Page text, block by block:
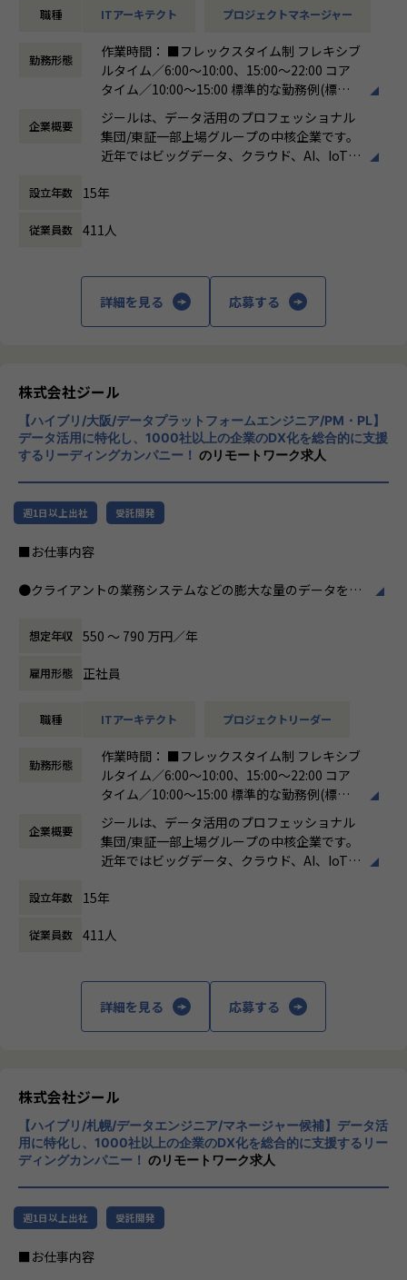
ームを牽引いただきます。
当社には大きく分けて3つの事業部があり、当求人はiTOC事
業部BzD部0-WANの求人となります。
キャリア/ISPの大規模ネットワークの運用～構築やコンサル
ティングを伴うネットワークSIといったネットワーク領域の
技術支援を中心に、ゼロトラスト事業とネットワーク自動化
事業にも注力しています。
◎BzD部
ビジネスディベロップメントの意味で、その名の通り、新し
アサイン予定のチームについて
・テクニカルサポートチーム
・2022年に新規に立ち上げたプロジェクトです
・組織拡大へ向けてチーム化を進めています
・幅広い年齢層や男女問わずエンジニアが活躍しており、フ
ラットで多様性のあるチームです。
め、学習トレーニングや検証環境が充実しており、技術スキ
・自宅からのリモートワークが中心ですが、アサイン案件次
データーセンターやお客様拠点での夜間作業が発生する場合
・お客様環境とは別に、0-WAN独自の検証環境もあり、必要
に応じて利用することが出来ます。
・チームメンバーのバックグラウンドを活かして、多様な視
点から意見を出し、品質を高めています
◎ワークライフバランス
・平均残業時間は20h/月、案件によっては夜間作業などによ
り残業時間が多くなる場合もあります。深夜帯には加算があ
ります。
・コミュニケーションは主にSlackにて行い、必要に応じて
オンラインミーティングを行います。
◎募集部門の紹介
ゼロトラスト事業の拡大～立ち上げから1年とこれからの挑
◎募集背景
現在案件数も増加傾向にあり、チームメンバーの増員へ向け
て一緒に働く仲間を募集しております。
特にゼロトラストセキュリティに特化した事業に取り組んで
豊富なため、ゼロトラストセキュリティ案件のPM/PL経験も
養う事が可能です。
常に最新の情報をキャッチアップし、学習意欲が高く、積極
まで、プロジェクトに一気通貫で関わって頂きます。
く、DB、インフラ、プロジェクト管理、エンドユーザーと
のコミュニケーション能力など、幅広い経験に基づくスキル
アップ・キャリアアップが可能な環境です。
●エンドユーザー様と直接やり取りをする立場であり、要件
定義など上流工程に携われます。
適正に応じて、会社の指示する業務への異動を命じることが
職種 ITアーキテクト プロジェクトマネージャー
勤務形態
作業時間： ■フレックスタイム制 フレキシブ
ルタイム／6:00～10:00、15:00～22:00 コア
タイム／10:00～15:00 標準的な勤務例(標準
労働時間)／9:00～18:00
働き方：フレックス制（コアタイムあり）
時間外労働の有無： 有（月平均19時間）
休憩時間： 60分
企業概要
ジールは、データ活用のプロフェッショナル
集団/東証一部上場グループの中核企業です。
近年ではビッグデータ、クラウド、AI、IoTを
する立場にスコープを拡張しています。
顧客の大半は大手企業となっており、30年以
■Mission：専門性と技術力、高度な分析ノ
ズに応えるため、私たちは「プロフェッショ
ナルサービスの大衆化」をミッションとして
掲げております。高い専門性を持った技術
力、深い経験から得られた多様性のある高度
な分析力をハイクオリティ＆ローコストで提
供することで、企業の競争優位確保に貢献す
ることを私たちは使命としております。
員全員が燃える会社」を目指しています。理
展する企業です。そして、社員全員が燃え続
ます。お客様に対する長期的な貢献を果たす
設立年数 15年
従業員数 411人
詳細を見る 応募する
株式会社ジール
【ハイブリ/大阪/データプラットフォームエンジニア/PM・PL】
データ活用に特化し、1000社以上の企業のDX化を総合的に支援
するリーディングカンパニー！ のリモートワーク求人
週1日以上出社 受託開発
■お仕事内容
●クライアントの業務システムなどの膨大な量のデータを蓄
s Intelligence)を含むデータプラットフォームの導入から実
行支援までを行っています。
●クライアントの要望に沿ったデータプラットフォームの企
きます。
く、DB、インフラ、プロジェクト管理、エンドユーザーと
のコミュニケーション能力など、幅広い経験に基づくスキル
アップ・キャリアアップが可能な環境です。
●エンドユーザー様と直接やり取りをする立場であり、要件
定義など上流工程に携われます。
適正に応じて、会社の指示する業務への異動を命じることが
想定年収 550 〜 790 万円／年
雇用形態 正社員
職種 ITアーキテクト プロジェクトリーダー
勤務形態
作業時間： ■フレックスタイム制 フレキシブ
ルタイム／6:00～10:00、15:00～22:00 コア
タイム／10:00～15:00 標準的な勤務例(標準
労働時間)／9:00～18:00
働き方：フレックス制（コアタイムあり）
時間外労働の有無： 有（月平均19時間）
休憩時間： 60分
企業概要
ジールは、データ活用のプロフェッショナル
集団/東証一部上場グループの中核企業です。
近年ではビッグデータ、クラウド、AI、IoTを
する立場にスコープを拡張しています。
顧客の大半は大手企業となっており、30年以
■Mission：専門性と技術力、高度な分析ノ
ズに応えるため、私たちは「プロフェッショ
ナルサービスの大衆化」をミッションとして
掲げております。高い専門性を持った技術
力、深い経験から得られた多様性のある高度
な分析力をハイクオリティ＆ローコストで提
供することで、企業の競争優位確保に貢献す
ることを私たちは使命としております。
設立年数 15年
従業員数 411人
詳細を見る 応募する
株式会社ジール
【ハイブリ/札幌/データエンジニア/マネージャー候補】データ活
用に特化し、1000社以上の企業のDX化を総合的に支援するリー
ディングカンパニー！ のリモートワーク求人
週1日以上出社 受託開発
■お仕事内容